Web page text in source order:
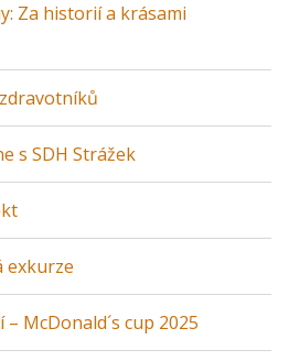
Za historií a krásami
s SDH Strážek
exkurze
McDonald´s cup 2025